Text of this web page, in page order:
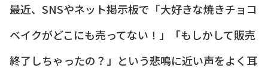
最近、SNSやネット掲示板で「大好きな焼きチョコ
ベイクがどこにも売ってない！」「もしかして販売
終了しちゃったの？」という悲鳴に近い声をよく耳